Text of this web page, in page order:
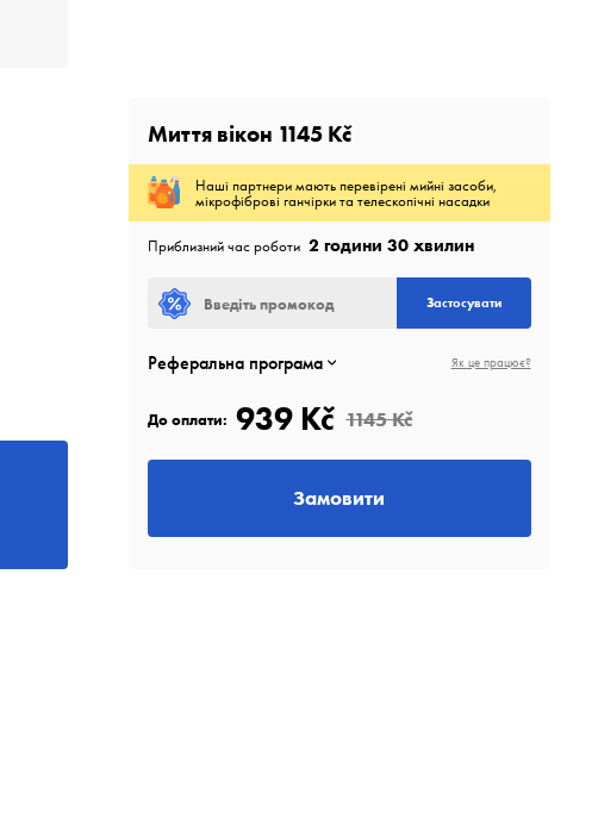
Миття вікон 1145 Kč
Наші партнери мають перевірені мийні засоби,
мікрофіброві ганчірки та телескопічні насадки
Приблизний час роботи 2 години 30 хвилин
Застосувати
Реферальна програма Як це працює?
До оплати: 939 Kč 1145 Kč
Замовити